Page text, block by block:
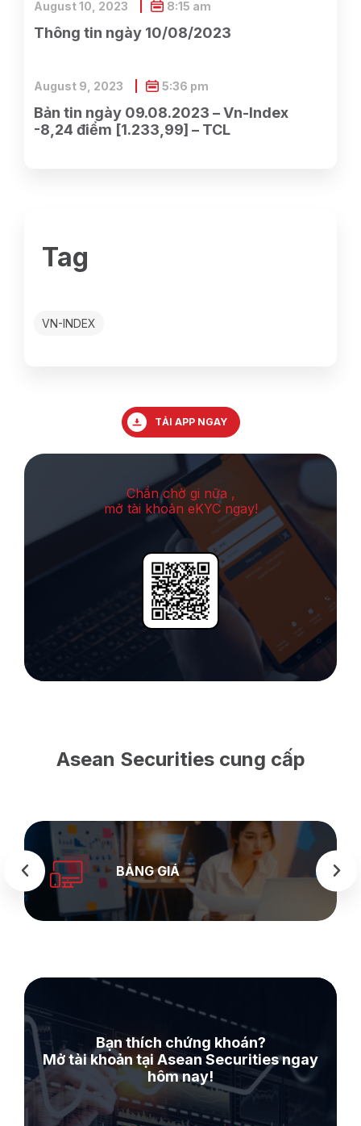
Thông tin ngày 10/08/2023
August 10, 2023 8:15 am
Bản tin ngày 09.08.2023 – Vn-Index
-8,24 điểm [1.233,99] – TCL
August 9, 2023 5:36 pm
Tag
VN-INDEX
TẢI APP NGAY
Chần chờ gi nữa ,
mở tài khoản eKYC ngay!
Asean Securities cung cấp
SEASTOCK
WEB
Bạn thích chứng khoán?
Mở tài khoản tại Asean Securities ngay
hôm nay!